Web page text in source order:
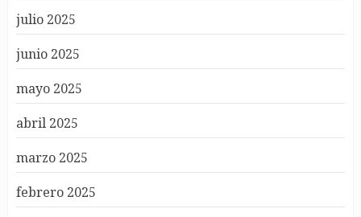
julio 2025
junio 2025
mayo 2025
abril 2025
marzo 2025
febrero 2025